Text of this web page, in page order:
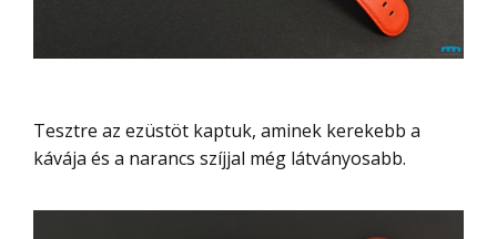
Tesztre az ezüstöt kaptuk, aminek kerekebb a
kávája és a narancs szíjjal még látványosabb.